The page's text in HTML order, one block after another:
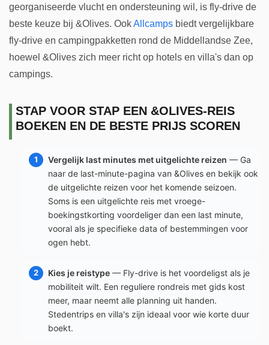
georganiseerde vlucht en ondersteuning wil, is fly-drive de
beste keuze bij &Olives. OokAllcamps biedt vergelijkbare
fly-drive en campingpakketten rond de Middellandse Zee,
hoewel &Olives zich meer richt op hotels en villa's dan op
campings.
STAP VOOR STAP EEN &OLIVES-REIS
BOEKEN EN DE BESTE PRIJS SCOREN
Vergelijk last minutes met uitgelichte reizen — Ga
naar de last-minute-pagina van &Olives en bekijk ook
de uitgelichte reizen voor het komende seizoen.
Soms is een uitgelichte reis met vroege-
boekingstkorting voordeliger dan een last minute,
vooral als je specifieke data of bestemmingen voor
ogen hebt.
Kies je reistype — Fly-drive is het voordeligst als je
mobiliteit wilt. Een reguliere rondreis met gids kost
meer, maar neemt alle planning uit handen.
Stedentrips en villa's zijn ideaal voor wie korte duur
boekt.